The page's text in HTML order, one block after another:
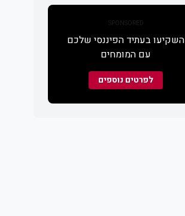
SPONSORED
השקיעו בעתיד הפיננסי שלכם
עם המומחים
לפרטים נוספים